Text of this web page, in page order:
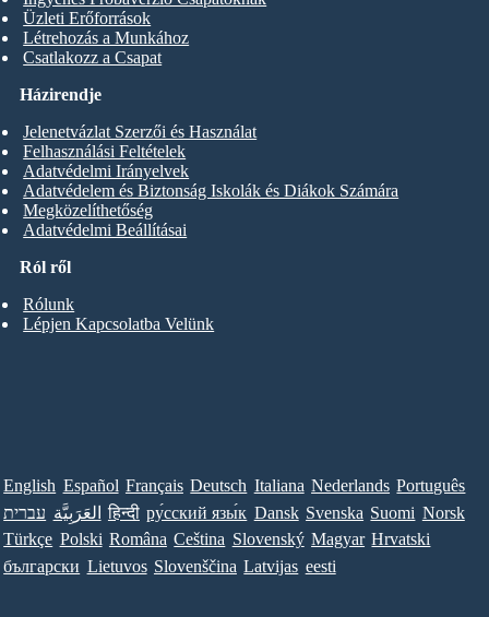
Üzleti Erőforrások
Létrehozás a Munkához
Csatlakozz a Csapat
Ról ről
Rólunk
Lépjen Kapcsolatba Velünk
Házirendje
Jelenetvázlat Szerzői és Használat
Felhasználási Feltételek
Adatvédelmi Irányelvek
Adatvédelem és Biztonság Iskolák és Diákok Számára
Megközelíthetőség
Adatvédelmi Beállításai
English Español Français Deutsch Italiana Nederlands Português
עברית العَرَبِيَّة हिन्दी ру́сский язы́к Dansk Svenska Suomi Norsk
Türkçe Polski Româna Ceština Slovenský Magyar Hrvatski
български Lietuvos Slovenščina Latvijas eesti